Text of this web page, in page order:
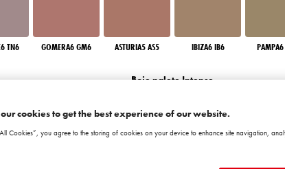
TN6 GOMERA6 GM6 ASTURIA5 AS5 IBIZA6 IB6
Boje palete Intense
our cookies to get the best experience of our website.
Cookies”, you agree to the storing of cookies on your device to enhance site navigation,